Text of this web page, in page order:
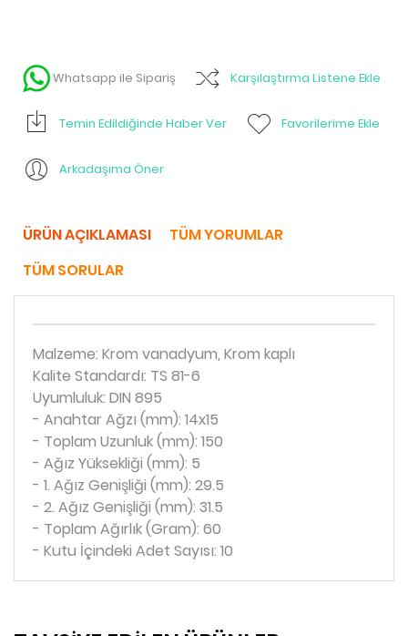
Whatsapp ile Sipariş Karşılaştırma Listene Ekle
Temin Edildiğinde Haber Ver Favorilerime Ekle
Arkadaşıma Öner
ÜRÜN AÇIKLAMASI
TÜM YORUMLAR
TÜM SORULAR
Malzeme: Krom vanadyum, Krom kaplı
Kalite Standardı: TS 81-6
Uyumluluk: DIN 895
- Anahtar Ağzı (mm): 14x15
- Toplam Uzunluk (mm): 150
- Ağız Yüksekliği (mm): 5
- 1. Ağız Genişliği (mm): 29.5
- 2. Ağız Genişliği (mm): 31.5
- Toplam Ağırlık (Gram): 60
- Kutu İçindeki Adet Sayısı: 10